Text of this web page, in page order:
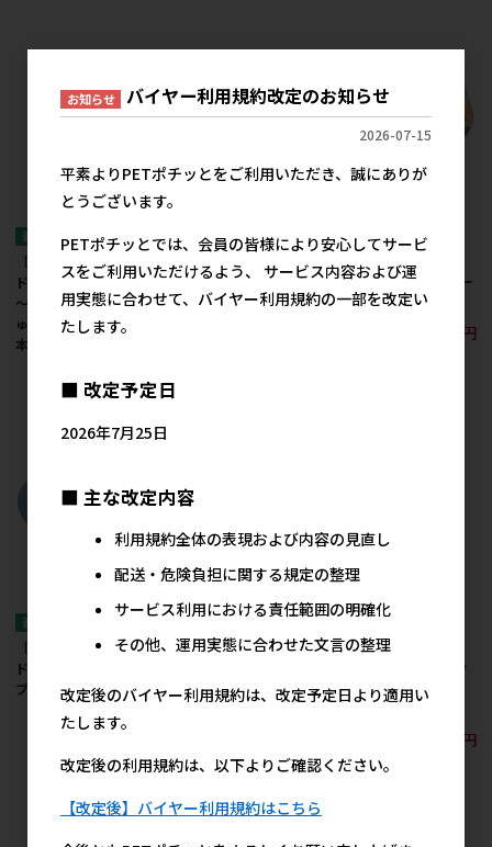
［いなばペットフー
ド］CIAO 焼かつおちゅ
～る和え 本格だし味 ち
ゅ～るとりささみ入り 1
本
［いなばペットフー
ド］CIAO ちゅ～るスー
プ かつお ほたて味 50g
［いなばペットフー
ド］CIAO ちゅ～るスー
プ とりささみ 50g
189円
［いなばペットフー
ド］CIAO ちゅ～るスー
プ かつお 50g
参考上代
189円
［いなばペットフー
プ まぐろ 50g
［いなばペットフー
ド］いなば ちゅ～るク
ランキー チキン味
600円
お知らせ バイヤー利用規約改定のお知らせ
2026-07-15
平素よりPETポチッとをご利用いただき、誠にありが
とうございます。
PETポチッとでは、会員の皆様により安心してサービ
スをご利用いただけるよう、 サービス内容および運
用実態に合わせて、バイヤー利用規約の一部を改定い
たします。
■ 改定予定日
2026年7月25日
■ 主な改定内容
利用規約全体の表現および内容の見直し
配送・危険負担に関する規定の整理
サービス利用における責任範囲の明確化
その他、運用実態に合わせた文言の整理
改定後のバイヤー利用規約は、改定予定日より適用い
たします。
改定後の利用規約は、以下よりご確認ください。
【改定後】バイヤー利用規約はこちら